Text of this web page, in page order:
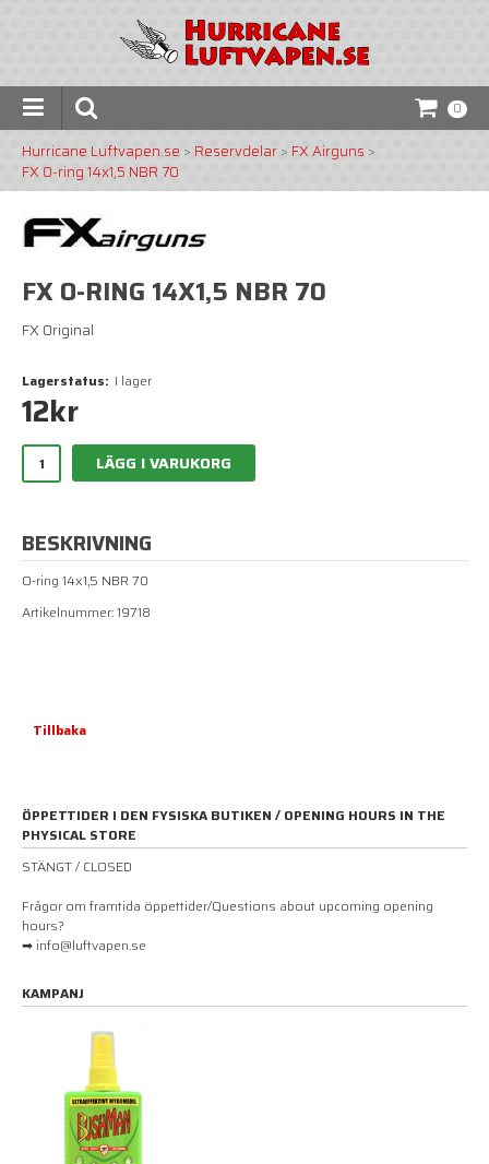
0
Hurricane Luftvapen.se > Reservdelar> FX Airguns >
FX O-ring 14x1,5 NBR 70
FX O-RING 14X1,5 NBR 70
FX Original
Lagerstatus: I lager
12kr
LÄGG I VARUKORG
BESKRIVNING
O-ring 14x1,5 NBR 70
Artikelnummer: 19718
Tillbaka
ÖPPETTIDER I DEN FYSISKA BUTIKEN / OPENING HOURS IN THE
PHYSICAL STORE
STÄNGT / CLOSED
Frågor om framtida öppettider/Questions about upcoming opening
hours?
➡ info@luftvapen.se
KAMPANJ